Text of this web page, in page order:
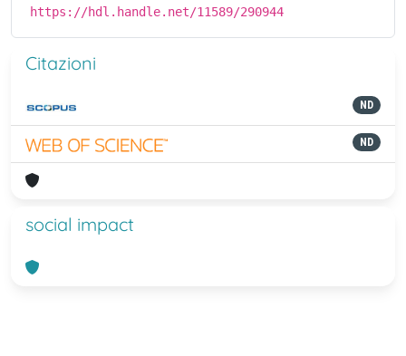
https://hdl.handle.net/11589/290944
Citazioni
ND
ND
social impact